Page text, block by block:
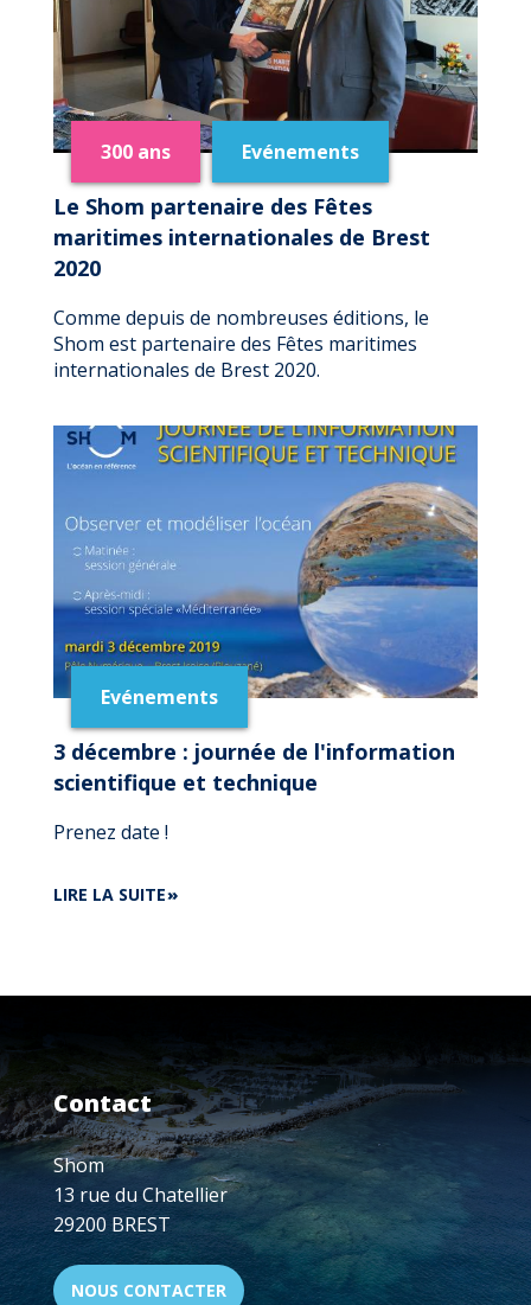
300 ans Evénements
Le Shom partenaire des Fêtes
maritimes internationales de Brest
2020
Comme depuis de nombreuses éditions, le
Shom est partenaire des Fêtes maritimes
internationales de Brest 2020.
LIRE LA SUITEDE
LE
DES
MARITIMES
INTERNATIONALES
DE
BREST
2020
Evénements
3 décembre : journée de l'information
scientifique et technique
Prenez date !
LIRE LA SUITEDE
SCIENTIFIQUE
ET
TECHNIQUE
Contact
Shom
13 rue du Chatellier
29200 BREST
NOUS CONTACTER